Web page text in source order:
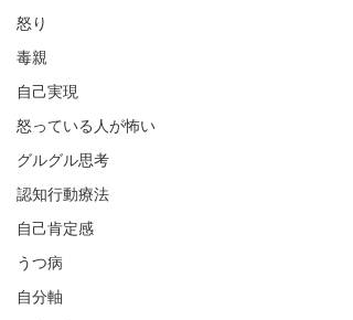
怒り
毒親
自己実現
怒っている人が怖い
グルグル思考
認知行動療法
自己肯定感
うつ病
自分軸